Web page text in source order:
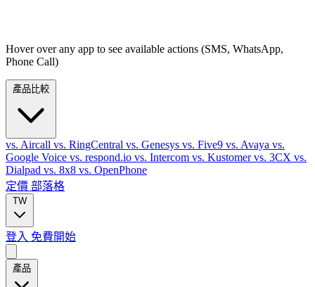
Hover over any app to see available actions (SMS, WhatsApp,
Phone Call)
vs. Aircall vs. RingCentral vs. Genesys vs. Five9 vs. Avaya vs.
Google Voice vs. respond.io vs. Intercom vs. Kustomervs. 3CX vs.
Dialpad vs. 8x8 vs. OpenPhone
定價 部落格
TW
登入 免費開始
產品